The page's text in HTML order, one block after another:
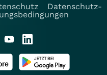
Datenschutz-